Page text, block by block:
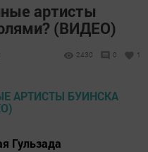
артисты
(ВИДЕО)
2430 0 1
Гульзада